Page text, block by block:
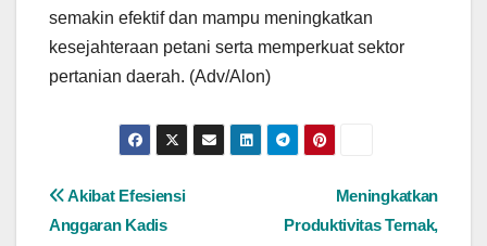
semakin efektif dan mampu meningkatkan
kesejahteraan petani serta memperkuat sektor
pertanian daerah. (Adv/Alon)
Navigasi
Meningkatkan
Produktivitas Ternak,
Akibat Efesiensi
Anggaran Kadis